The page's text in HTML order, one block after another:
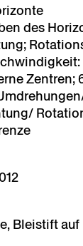
des
Zentren;
Bleistift auf